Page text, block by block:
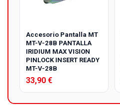
Accesorio Pantalla MT
MT-V-28B PANTALLA
IRIDIUM MAX VISION
PINLOCK INSERT READY
MT-V-28B
33,90 €